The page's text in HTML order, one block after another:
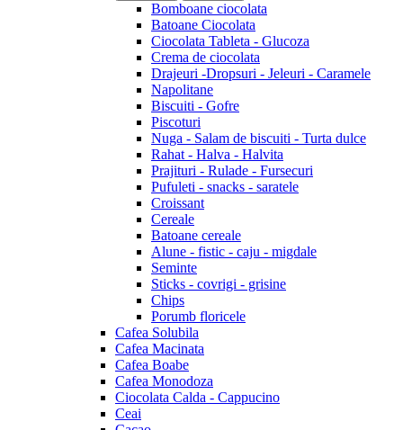
Bomboane ciocolata
Batoane Ciocolata
Ciocolata Tableta - Glucoza
Crema de ciocolata
Drajeuri -Dropsuri - Jeleuri - Caramele
Napolitane
Biscuiti - Gofre
Piscoturi
Nuga - Salam de biscuiti - Turta dulce
Rahat - Halva - Halvita
Prajituri - Rulade - Fursecuri
Pufuleti - snacks - saratele
Croissant
Cereale
Batoane cereale
Alune - fistic - caju - migdale
Seminte
Sticks - covrigi - grisine
Chips
Porumb floricele
Cafea Solubila
Cafea Macinata
Cafea Boabe
Cafea Monodoza
Ciocolata Calda - Cappucino
Ceai